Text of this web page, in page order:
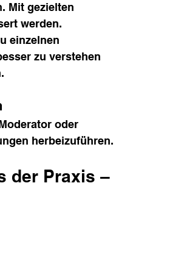
Mit gezielten
werden.
einzelnen
zu verstehen
oder
herbeizuführen.
der Praxis –